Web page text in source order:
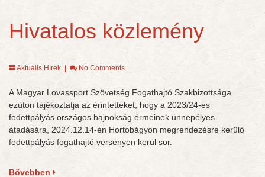
Hivatalos közlemény
Aktuális Hírek No Comments
A Magyar Lovassport Szövetség Fogathajtó Szakbizottsága
ezúton tájékoztatja az érintetteket, hogy a 2023/24-es
fedettpályás országos bajnokság érmeinek ünnepélyes
átadására, 2024.12.14-én Hortobágyon megrendezésre kerülő
fedettpályás fogathajtó versenyen kerül sor.
Bővebben